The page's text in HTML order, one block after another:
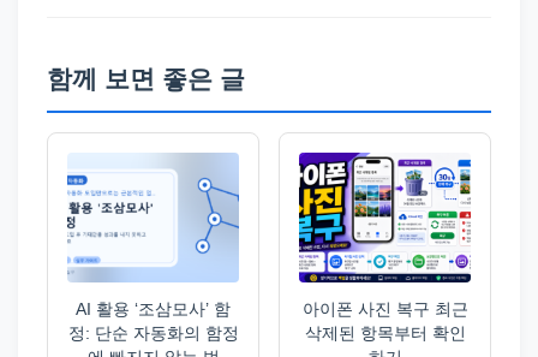
함께 보면 좋은 글
AI 활용 ‘조삼모사’ 함
정: 단순 자동화의 함정
아이폰 사진 복구 최근
삭제된 항목부터 확인